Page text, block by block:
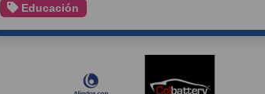
Educación